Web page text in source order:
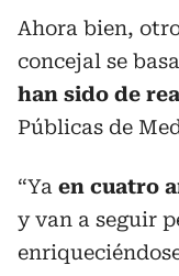
Ahora bien,
concejal se
han sido de
Públicas de
“Ya en cuatro
y van a seguir